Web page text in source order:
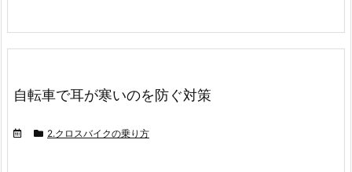
自転車で耳が寒いのを防ぐ対策
2.クロスバイクの乗り方